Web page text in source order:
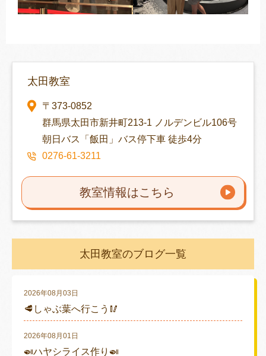
太田教室
〒373-0852
群馬県太田市新井町213-1 ノルデンビル106号
朝日バス「飯田」バス停下車 徒歩4分
0276-61-3211
教室情報はこちら
太田教室のブログ一覧
2026年08月03日
🥩しゃぶ葉へ行こう🥢
2026年08月01日
🍛ハヤシライス作り🍛